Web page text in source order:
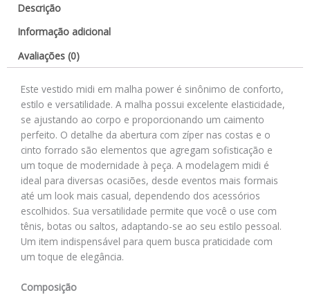
Descrição
Informação adicional
Avaliações (0)
Este vestido midi em malha power é sinônimo de conforto,
estilo e versatilidade. A malha possui excelente elasticidade,
se ajustando ao corpo e proporcionando um caimento
perfeito. O detalhe da abertura com zíper nas costas e o
cinto forrado são elementos que agregam sofisticação e
um toque de modernidade à peça. A modelagem midi é
ideal para diversas ocasiões, desde eventos mais formais
até um look mais casual, dependendo dos acessórios
escolhidos. Sua versatilidade permite que você o use com
tênis, botas ou saltos, adaptando-se ao seu estilo pessoal.
Um item indispensável para quem busca praticidade com
um toque de elegância.
Composição